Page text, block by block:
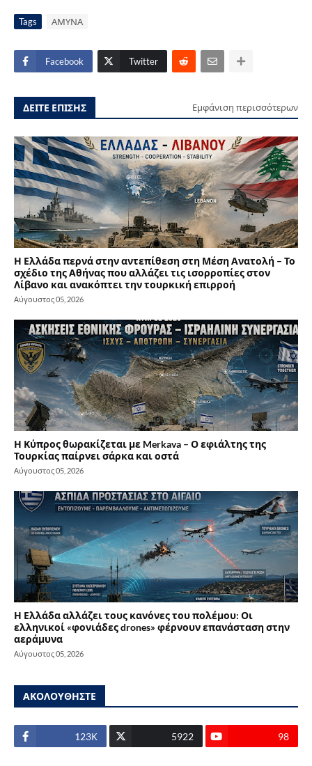
Tags ΑΜΥΝΑ
Facebook Twitter
ΔΕΙΤΕ ΕΠΙΣΗΣ Εμφάνιση περισσότερων
Η Ελλάδα περνά στην αντεπίθεση στη Μέση Ανατολή – Το
σχέδιο της Αθήνας που αλλάζει τις ισορροπίες στον
Λίβανο και ανακόπτει την τουρκική επιρροή
Αύγουστος 05, 2026
Η Κύπρος θωρακίζεται με Merkava – Ο εφιάλτης της
Τουρκίας παίρνει σάρκα και οστά
Αύγουστος 05, 2026
Η Ελλάδα αλλάζει τους κανόνες του πολέμου: Οι
ελληνικοί «φονιάδες drones» φέρνουν επανάσταση στην
αεράμυνα
Αύγουστος 05, 2026
ΑΚΟΛΟΥΘΗΣΤΕ
123Κ 5922 98